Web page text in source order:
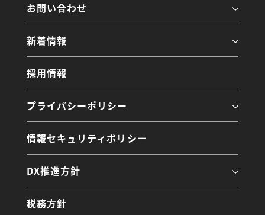
お問い合わせ
新着情報
採用情報
プライバシーポリシー
情報セキュリティポリシー
DX推進方針
税務方針